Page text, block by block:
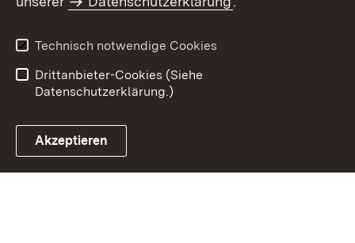
Benutzungshinweise
Erklärung zur
Technisch notwendige Cookies
Drittanbieter-Cookies (Siehe
Datenschutzerklärung.)
Akzeptieren